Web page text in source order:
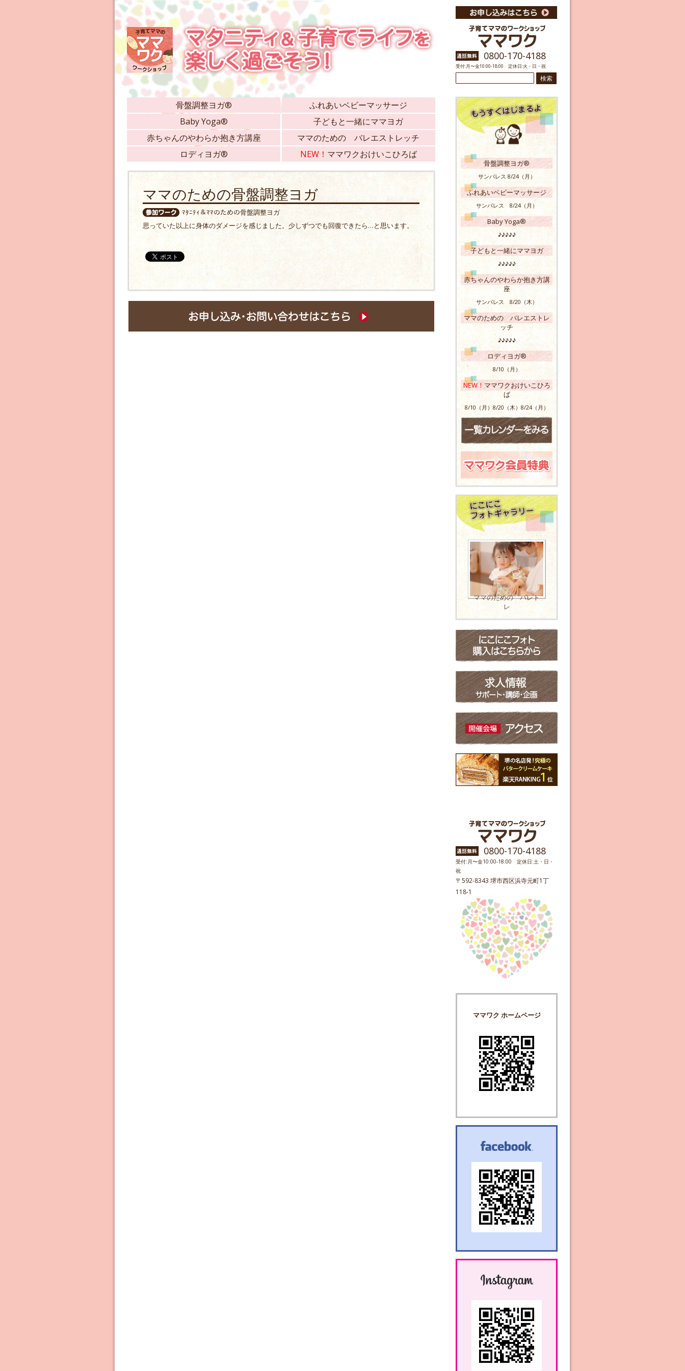
0800-170-4188
受付:月〜金10:00-18:00 定休日:火・日・祝
検
索:
骨盤調整ヨガ®
ふれあいベビーマッサージ
Baby Yoga®
子どもと一緒にママヨガ
赤ちゃんのやわらか抱き方講座
ママのための バレエストレッチ
ロディヨガ®
NEW！ ママワクおけいこひろば
ママのための骨盤調整ヨガ
ﾏﾀﾆﾃｨ＆ﾏﾏのための骨盤調整ヨガ
思っていた以上に身体のダメージを感じました。少しずつでも回復できたら…と思います。
骨盤調整ヨガ®
サンパレス 8/24（月）
ふれあいベビーマッサージ
サンパレス 8/24（月）
Baby Yoga®
♪♪♪♪♪
子どもと一緒にママヨガ
♪♪♪♪♪
赤ちゃんのやわらか抱き方講
座
サンパレス 8/20（木）
ママのための バレエストレ
ッチ
♪♪♪♪♪
ロディヨガ®
8/10（月）
NEW！ ママワクおけいこひろ
ば
8/10（月）8/20（木）8/24（月）
ママのための バレト
レ
0800-170-4188
受付:月〜金10:00-18:00 定休日:土・日・
祝
〒592-8343 堺市西区浜寺元町1丁
118-1
ママワク ホームページ